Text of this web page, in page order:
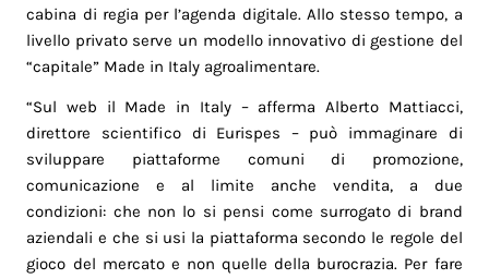
cabina di regia per l’agenda digitale. Allo stesso tempo, a
livello privato serve un modello innovativo di gestione del
“capitale” Made in Italy agroalimentare.
“Sul web il Made in Italy – afferma Alberto Mattiacci,
direttore scientifico di Eurispes – può immaginare di
sviluppare piattaforme comuni di promozione,
comunicazione e al limite anche vendita, a due
condizioni: che non lo si pensi come surrogato di brand
aziendali e che si usi la piattaforma secondo le regole del
gioco del mercato e non quelle della burocrazia. Per fare